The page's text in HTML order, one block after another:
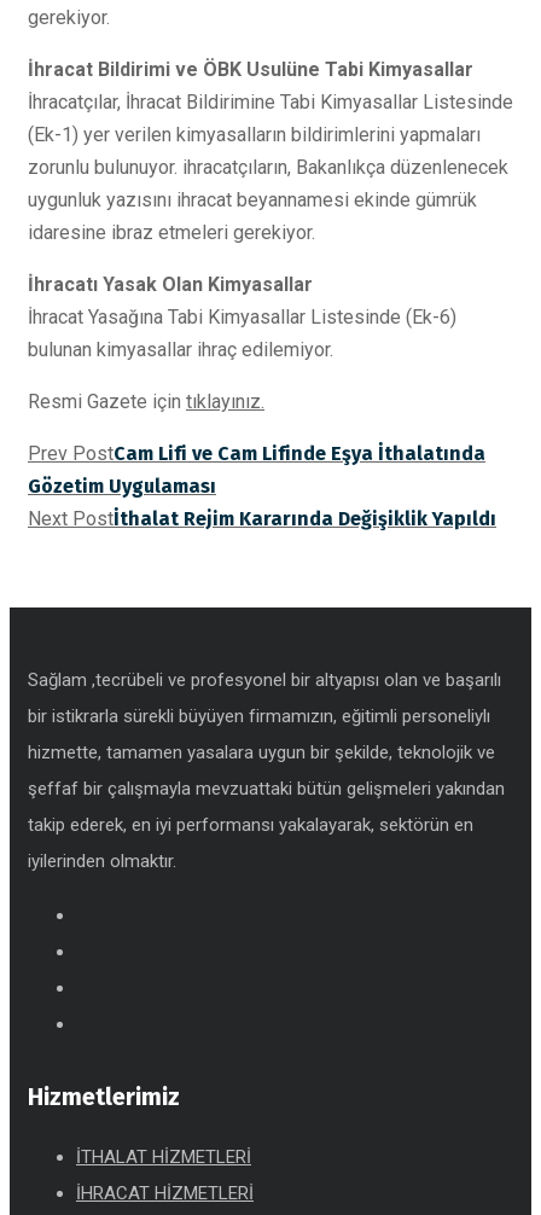
gerekiyor.
İhracat Bildirimi ve ÖBK Usulüne Tabi Kimyasallar
İhracatçılar, İhracat Bildirimine Tabi Kimyasallar Listesinde
(Ek-1) yer verilen kimyasalların bildirimlerini yapmaları
zorunlu bulunuyor. ihracatçıların, Bakanlıkça düzenlenecek
uygunluk yazısını ihracat beyannamesi ekinde gümrük
idaresine ibraz etmeleri gerekiyor.
İhracatı Yasak Olan Kimyasallar
İhracat Yasağına Tabi Kimyasallar Listesinde (Ek-6)
bulunan kimyasallar ihraç edilemiyor.
Resmi Gazete için tıklayınız.
Prev PostCam Lifi ve Cam Lifinde Eşya İthalatında
Gözetim Uygulaması
Next Postİthalat Rejim Kararında Değişiklik Yapıldı
Sağlam ,tecrübeli ve profesyonel bir altyapısı olan ve başarılı
bir istikrarla sürekli büyüyen firmamızın, eğitimli personeliylı
hizmette, tamamen yasalara uygun bir şekilde, teknolojik ve
şeffaf bir çalışmayla mevzuattaki bütün gelişmeleri yakından
takip ederek, en iyi performansı yakalayarak, sektörün en
iyilerinden olmaktır.
Hizmetlerimiz
İTHALAT HİZMETLERİ
İHRACAT HİZMETLERİ